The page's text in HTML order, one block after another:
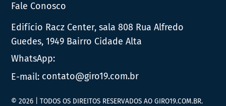
Fale Conosco
Edifício Racz Center, sala 808 Rua Alfredo
Guedes, 1949 Bairro Cidade Alta
WhatsApp:
E-mail: contato@giro19.com.br
© 2026 | TODOS OS DIREITOS RESERVADOS AO GIRO19.COM.BR.